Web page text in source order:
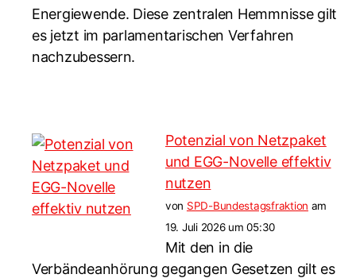
Energiewende. Diese zentralen Hemmnisse gilt
es jetzt im parlamentarischen Verfahren
nachzubessern.
Potenzial von Netzpaket
und EGG-Novelle effektiv
nutzen
von SPD-Bundestagsfraktion am
19. Juli 2026 um 05:30
Mit den in die
Verbändeanhörung gegangen Gesetzen gilt es